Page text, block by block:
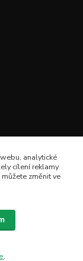
analytické
cílení reklamy
změnit ve
.